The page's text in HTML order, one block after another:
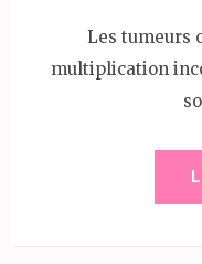
Les tumeurs
multiplication